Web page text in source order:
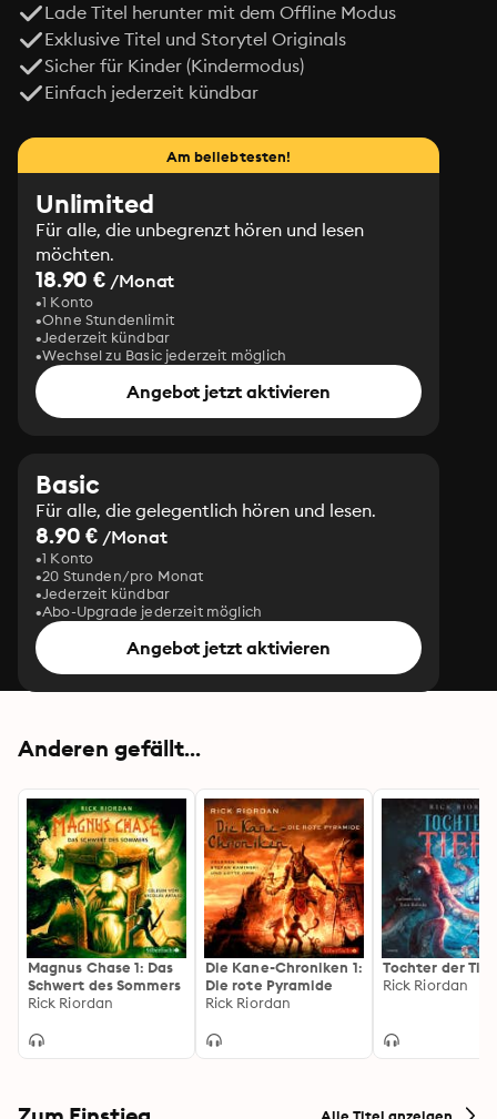
Lade Titel herunter mit dem Offline Modus
Exklusive Titel und Storytel Originals
Sicher für Kinder (Kindermodus)
Einfach jederzeit kündbar
Am beliebtesten!
Unlimited
Für alle, die unbegrenzt hören und lesen
möchten.
18.90 € /Monat
1 Konto
Ohne Stundenlimit
Jederzeit kündbar
Wechsel zu Basic jederzeit möglich
Angebot jetzt aktivieren
Basic
Für alle, die gelegentlich hören und lesen.
8.90 € /Monat
1 Konto
20 Stunden/pro Monat
Jederzeit kündbar
Abo-Upgrade jederzeit möglich
Angebot jetzt aktivieren
Anderen gefällt...
Magnus Chase 1: Das
Schwert des Sommers
Rick Riordan
Die Kane-Chroniken 1:
Die rote Pyramide
Rick Riordan
Tochter der
Rick Riordan
Alle Titel anzeigen